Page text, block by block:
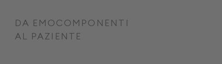
DA EMOCOMPONENTI
AL PAZIENTE